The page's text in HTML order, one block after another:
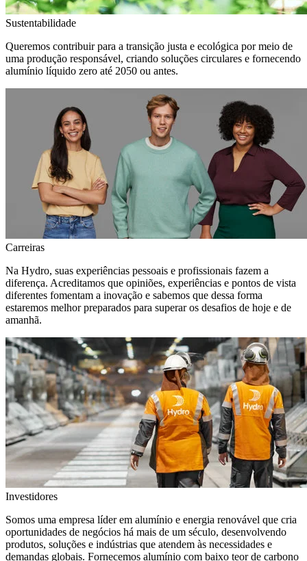
Sustentabilidade
Queremos contribuir para a transição justa e ecológica por meio de
uma produção responsável, criando soluções circulares e fornecendo
alumínio líquido zero até 2050 ou antes.
Carreiras
Na Hydro, suas experiências pessoais e profissionais fazem a
diferença. Acreditamos que opiniões, experiências e pontos de vista
diferentes fomentam a inovação e sabemos que dessa forma
estaremos melhor preparados para superar os desafios de hoje e de
amanhã.
Investidores
Somos uma empresa líder em alumínio e energia renovável que cria
oportunidades de negócios há mais de um século, desenvolvendo
produtos, soluções e indústrias que atendem às necessidades e
demandas globais. Fornecemos alumínio com baixo teor de carbono